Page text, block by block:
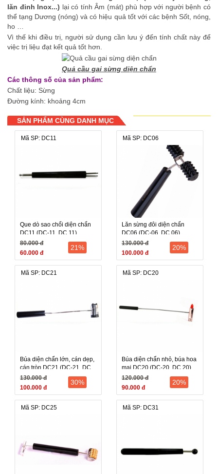
lăn đinh Inox...) lại có tính Âm (mát) phù hợp với người bệnh có
thể tạng Dương (nóng) và có hiệu quả tốt với các bệnh Sốt, nóng,
ho …
Vì thế khi điều trị, người sử dụng cần lưu ý đến tính chất này để
việc trị liệu đạt kết quả tốt hơn.
Quả cầu gai sừng diện chẩn
Các thông số của sản phẩm:
Chất liệu: Sừng
Đường kính: khoảng 4cm
SẢN PHẨM CÙNG DANH MỤC
Mã SP: DC11
Que dò sao chổi diện chẩn
DC11 (DC-11, DC 11)
80.000 đ
60.000 đ
21%
Mã SP: DC06
Lăn sừng đôi diện chẩn
DC06 (DC-06, DC 06)
130.000 đ
100.000 đ
20%
Mã SP: DC21
Búa diện chẩn lớn, cán dẹp,
cán tròn DC21 (DC-21, DC
21)
130.000 đ
100.000 đ
30%
Mã SP: DC20
Búa diện chẩn nhỏ, búa hoa
mai DC20 (DC-20, DC 20)
120.000 đ
90.000 đ
20%
Mã SP: DC25 Mã SP: DC31